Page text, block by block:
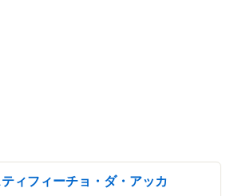
ィフィーチョ・ダ・アッカ